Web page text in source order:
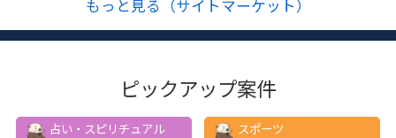
もっと見る（サイトマーケット）
ピックアップ案件
占い・スピリチュアル
スポーツ